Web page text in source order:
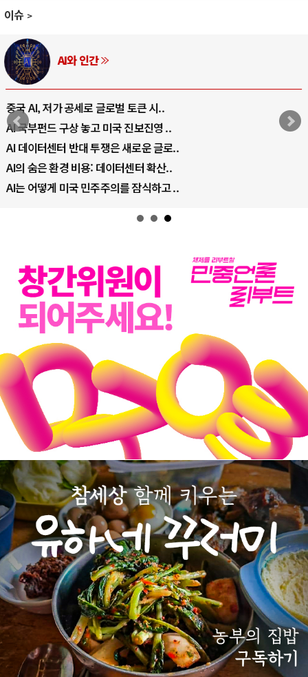
이슈
AI와 인간
중국 AI, 저가 공세로 글로벌 토큰 시..
AI 국부펀드 구상 놓고 미국 진보진영 ..
AI 데이터센터 반대 투쟁은 새로운 글로..
AI의 숨은 환경 비용: 데이터센터 확산..
AI는 어떻게 미국 민주주의를 잠식하고 ..